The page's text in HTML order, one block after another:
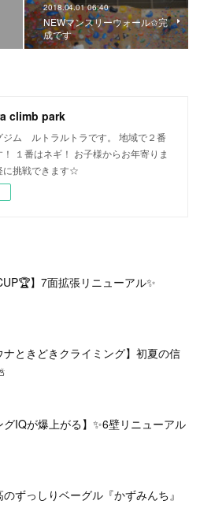
2018.04.01 06:40
NEWマンスリーウォール✩完
成です
climb park
ジム ルトラルトラです。 地域で２番
１番はネギ！ お子様からお年寄りま
に挑戦できます☆
】7面拡張リニューアル✨
ナときどきクライミング】初夏の信
グIQが爆上がる】✨6壁リニューアル
ずっしりベーグル『かずみんち』